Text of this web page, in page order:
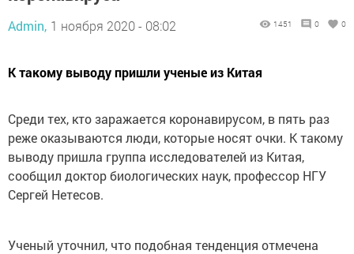
Admin, 1 ноября 2020 - 08:02 1451 0 0
К такому выводу пришли ученые из Китая
Среди тех, кто заражается коронавирусом, в пять раз
реже оказываются люди, которые носят очки. К такому
выводу пришла группа исследователей из Китая,
сообщил доктор биологических наук, профессор НГУ
Сергей Нетесов.
Ученый уточнил, что подобная тенденция отмечена